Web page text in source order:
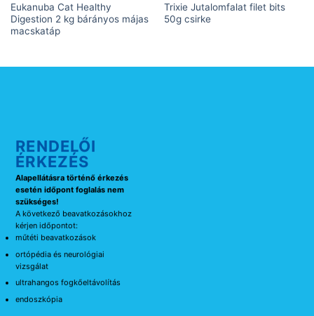
Eukanuba Cat Healthy
Digestion 2 kg bárányos májas
macskatáp
Trixie Jutalomfalat filet bits
50g csirke
RENDELŐI
ÉRKEZÉS
Alapellátásra történő érkezés
esetén időpont foglalás nem
szükséges!
A következő beavatkozásokhoz
kérjen időpontot:
műtéti beavatkozások
ortópédia és neurológiai
vizsgálat
ultrahangos fogkőeltávolítás
endoszkópia